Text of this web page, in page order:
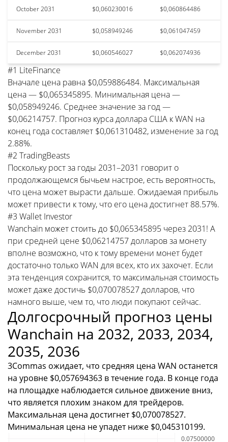
October 2031 $0,060230016 $0,060864486
November 2031 $0,058949246 $0,061047459
December 2031 $0,060546027 $0,062074936
#1 LiteFinance
Вначале цена равна $0,059886484. Максимальная
цена — $0,065345895. Минимальная цена —
$0,058949246. Среднее значение за год —
$0,06214757. Прогноз курса доллара США к WAN на
конец года составляет $0,061310482, изменение за год
2.88%.
#2 TradingBeasts
Поскольку рост за годы 2031–2031 говорит о
продолжающемся бычьем настрое, есть вероятность,
что цена может вырасти дальше. Ожидаемая прибыль
может привести к тому, что его цена достигнет 88.57%.
#3 Wallet Investor
Wanchain может стоить до $0,065345895 через 2031! А
при средней цене $0,06214757 долларов за монету
вполне возможно, что к тому времени монет будет
достаточно только WAN для всех, кто их захочет. Если
эта тенденция сохранится, то максимальная стоимость
может даже достичь $0,070078527 долларов, что
намного выше, чем то, что люди покупают сейчас.
Долгосрочный прогноз цены
Wanchain на 2032, 2033, 2034,
2035, 2036
3Commas ожидает, что средняя цена WAN останется
на уровне $0,057694363 в течение года. В конце года
на площадке наблюдается сильное движение вниз,
что является плохим знаком для трейдеров.
Максимальная цена достигнет $0,070078527.
Минимальная цена не упадет ниже $0,045310199.